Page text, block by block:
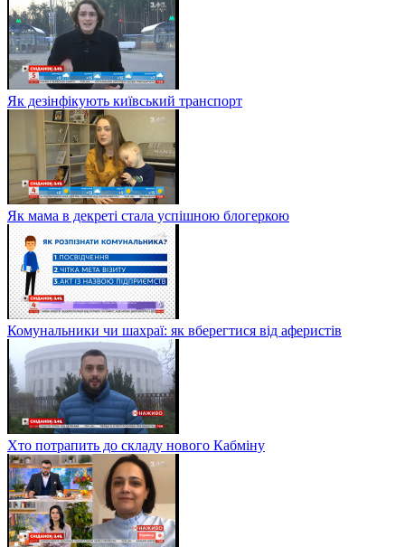
Як дезінфікують київський транспорт
Як мама в декреті стала успішною блогеркою
Комунальники чи шахраї: як вберегтися від аферистів
Хто потрапить до складу нового Кабміну